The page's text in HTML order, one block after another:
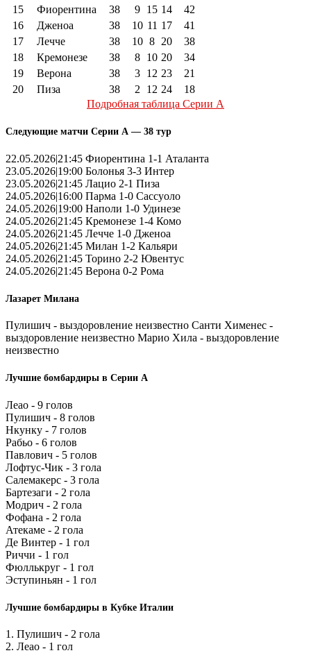
15
Фиорентина 38 9 15 14
42
16
Дженоа 38 10 11 17
41
17
Лечче 38 10 8 20
38
18
Кремонезе 38 8 10 20
34
19
Верона 38 3 12 23
21
20
Пиза 38 2 12 24
18
Подробная таблица Серии А
Следующие матчи Серии А — 38 тур
22.05.2026|21:45 Фиорентина 1-1 Аталанта
23.05.2026|19:00 Болонья 3-3 Интер
23.05.2026|21:45 Лацио 2-1 Пиза
24.05.2026|16:00 Парма 1-0 Сассуоло
24.05.2026|19:00 Наполи 1-0 Удинезе
24.05.2026|21:45 Кремонезе 1-4 Комо
24.05.2026|21:45 Лечче 1-0 Дженоа
24.05.2026|21:45 Милан 1-2 Кальяри
24.05.2026|21:45 Торино 2-2 Ювентус
24.05.2026|21:45 Верона 0-2 Рома
Лазарет Милана
Пулишич - выздоровление неизвестно Санти Хименес -
выздоровление неизвестно Марио Хила - выздоровление
неизвестно
Лучшие бомбардиры в Серии А
Леао - 9 голов
Пулишич - 8 голов
Нкунку - 7 голов
Рабьо - 6 голов
Павлович - 5 голов
Лофтус-Чик - 3 гола
Салемакерс - 3 гола
Бартезаги - 2 гола
Модрич - 2 гола
Фофана - 2 гола
Атекаме - 2 гола
Де Винтер - 1 гол
Риччи - 1 гол
Фюллькруг - 1 гол
Эступиньян - 1 гол
Лучшие бомбардиры в Кубке Италии
1. Пулишич - 2 гола
2. Леао - 1 гол